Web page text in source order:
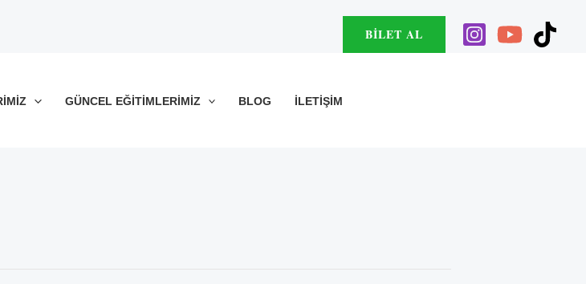
BILET AL
GÜNCEL EĞITIMLERIMIZ BLOG İLETIŞIM